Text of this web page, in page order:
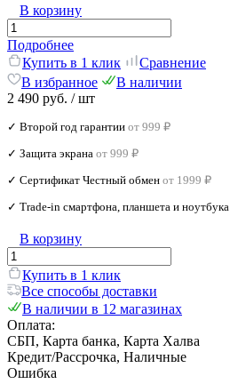
В корзину
Подробнее
Купить в 1 клик
Сравнение
В избранное
В наличии
2 490 руб. / шт
✓ Второй год гарантии от 999 ₽
✓ Защита экрана от 999 ₽
✓ Сертификат Честный обмен от 1999 ₽
✓ Trade‑in смартфона, планшета и ноутбука
В корзину
Купить в 1 клик
Все способы доставки
В наличии в 12 магазинах
Оплата:
СБП, Карта банка, Карта Халва
Кредит/Рассрочка, Наличные
Ошибка